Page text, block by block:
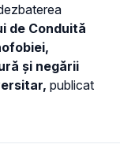
de Conduită
și negării
publicat